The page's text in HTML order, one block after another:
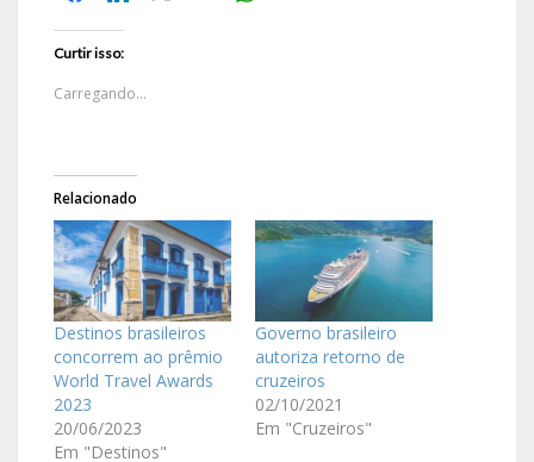
Curtir isso:
Carregando...
Relacionado
Destinos brasileiros
concorrem ao prêmio
World Travel Awards
2023
20/06/2023
Em "Destinos"
Governo brasileiro
autoriza retorno de
cruzeiros
02/10/2021
Em "Cruzeiros"